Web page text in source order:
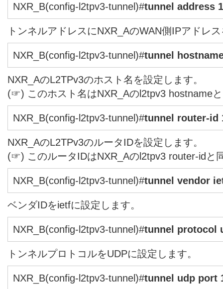
NXR_B(config-l2tpv3-tunnel)#tunnel address
トンネルアドレスにNXR_AのWAN側IPアドレ
NXR_B(config-l2tpv3-tunnel)#tunnel
NXR_AのL2TPv3のホスト名を設定します。
(☞) このホスト名はNXR_Aのl2tpv3 hostname
NXR_B(config-l2tpv3-tunnel)#tunnel router-id
NXR_AのL2TPv3のルータIDを設定します。
(☞) このルータIDはNXR_Aのl2tpv3 router-idと
NXR_B(config-l2tpv3-tunnel)#tunnel vendor
ベンダIDをietfに設定します。
NXR_B(config-l2tpv3-tunnel)#tunnel protocol
トンネルプロトコルをUDPに設定します。
NXR_B(config-l2tpv3-tunnel)#tunnel udp port